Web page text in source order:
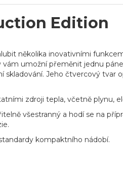
Edition
několika inovativními
umožní přeměnit jednu
skladování. Jeho čtvercový tvar
zdroji tepla, včetně plynu,
všestranný a hodí se na
kompaktního nádobí.